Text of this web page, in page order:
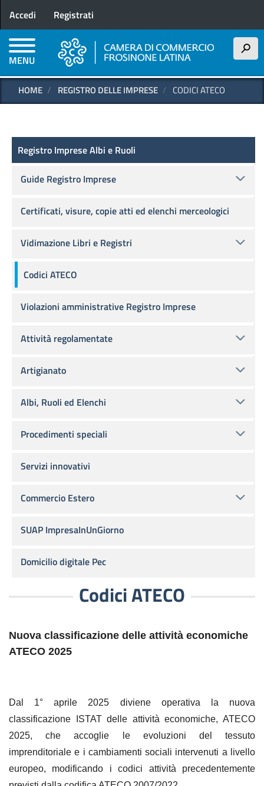
principale
Menu profilo utente
Accedi Registrati
MENU
h
HOME REGISTRO DELLE IMPRESE CODICI ATECO
Codici ATECO
Nuova classificazione delle attività economiche
ATECO 2025
Dal 1° aprile 2025 diviene operativa la nuova
classificazione ISTAT delle attività economiche, ATECO
2025, che accoglie le evoluzioni del tessuto
imprenditoriale e i cambiamenti sociali intervenuti a livello
europeo, modificando i codici attività precedentemente
Registro delle Imprese
Registro Imprese Albi e Ruoli
Guide Registro Imprese
Certificati, visure, copie atti ed elenchi merceologici
Vidimazione Libri e Registri
Codici ATECO
Violazioni amministrative Registro Imprese
Attività regolamentate
Artigianato
Albi, Ruoli ed Elenchi
Procedimenti speciali
Servizi innovativi
Commercio Estero
SUAP ImpresaInUnGiorno
Domicilio digitale Pec